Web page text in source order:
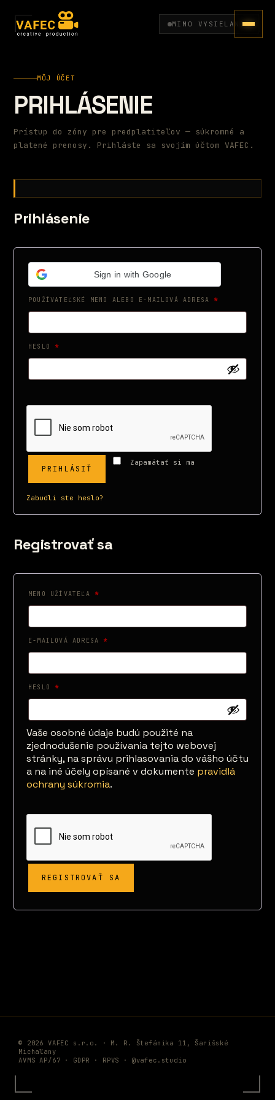
MIMO VYSIELANIA
MÔJ ÚČET
PRIHLÁSENIE
Prístup do zóny pre predplatiteľov — súkromné a
platené prenosy. Prihláste sa svojím účtom VAFEC.
Prihlásenie
Sign in with Google
POUŽÍVATEĽSKÉ MENO ALEBO E-MAILOVÁ ADRESA *POVINNÉ
HESLO *POVINNÉ
Zapamätať si ma
PRIHLÁSIŤ
Zabudli ste heslo?
Registrovať sa
MENO UŽÍVATEĽA *POVINNÉ
E-MAILOVÁ ADRESA *POVINNÉ
HESLO *POVINNÉ
Vaše osobné údaje budú použité na
zjednodušenie používania tejto webovej
stránky, na správu prihlasovania do vášho účtu
a na iné účely opísané v dokumente pravidlá
ochrany súkromia.
REGISTROVAŤ SA
© 2026 VAFEC s.r.o. · M. R. Štefánika 11, Šarišské
Michaľany
AVMS AP/67 · GDPR · RPVS · @vafec.studio